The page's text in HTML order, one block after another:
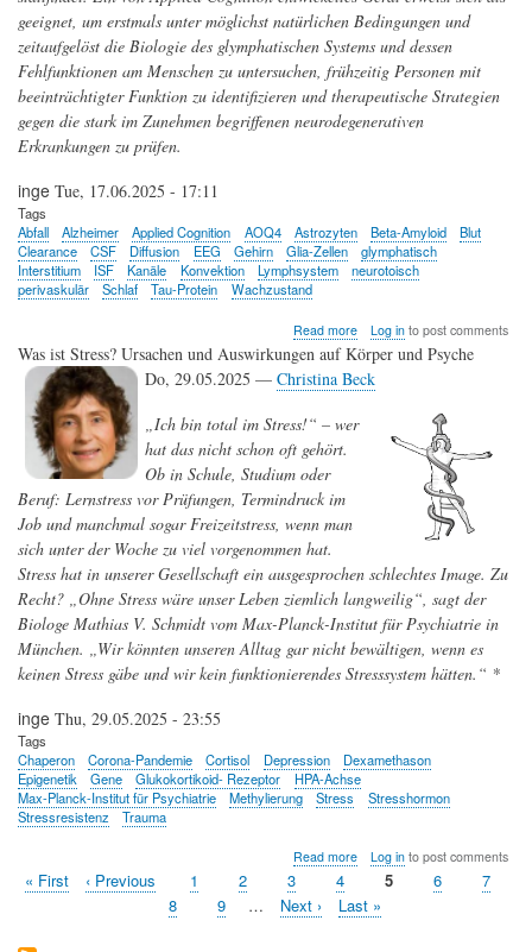
geeignet, um erstmals unter möglichst natürlichen Bedingungen und
zeitaufgelöst die Biologie des glymphatischen Systems und dessen
Fehlfunktionen am Menschen zu untersuchen, frühzeitig Personen mit
beeinträchtigter Funktion zu identifizieren und therapeutische Strategien
gegen die stark im Zunehmen begriffenen neurodegenerativen
Erkrankungen zu prüfen.
inge Tue, 17.06.2025 - 17:11
Tags
Abfall
Alzheimer Applied Cognition AOQ4 Astrozyten Beta-Amyloid
Blut
Clearance
CSF Diffusion EEG Gehirn Glia-Zellen
glymphatisch
Interstitium
ISF Kanäle Konvektion Lymphsystem
neurotoisch
perivaskulär
Schlaf Tau-Protein Wachzustand
Read moreabout
Nicht-
invasive
Messung
glymphatischen
Abfallentsorgung
Prävention
und
Behandlung
neurodegenerativer
Erkrankungen
Log into post comments
Was ist Stress? Ursachen und Auswirkungen auf Körper und Psyche
Do, 29.05.2025 — Christina Beck
„Ich bin total im Stress!“ – wer
hat das nicht schon oft gehört.
Ob in Schule, Studium oder
Beruf: Lernstress vor Prüfungen, Termindruck im
Job und manchmal sogar Freizeitstress, wenn man
sich unter der Woche zu viel vorgenommen hat.
Stress hat in unserer Gesellschaft ein ausgesprochen schlechtes Image. Zu
Recht? „Ohne Stress wäre unser Leben ziemlich langweilig“, sagt der
Biologe Mathias V. Schmidt vom Max-Planck-Institut für Psychiatrie in
München. „Wir könnten unseren Alltag gar nicht bewältigen, wenn es
keinen Stress gäbe und wir kein funktionierendes Stresssystem hätten.“ *
inge Thu, 29.05.2025 - 23:55
Tags
Chaperon
Corona-Pandemie Cortisol Depression
Dexamethason
Epigenetik
Gene Glukokortikoid- Rezeptor
HPA-Achse
Max-Planck-Institut für Psychiatrie
Methylierung Stress
Stresshormon
Stressresistenz
Trauma
Read moreabout
Stress?
Log into post comments
Pagination
First
« First
Previous
‹ Previous Page
1 Page
2 Page
3 Page
4
Current
5 Page
6 Page
7
Page
8 Page
9 …
Next
Next ›
Last
Last »